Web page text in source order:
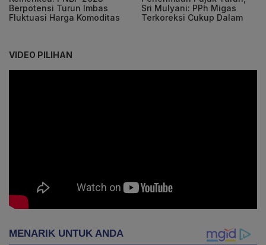
Berpotensi Turun Imbas
Fluktuasi Harga Komoditas
Sri Mulyani: PPh Migas
Terkoreksi Cukup Dalam
VIDEO PILIHAN